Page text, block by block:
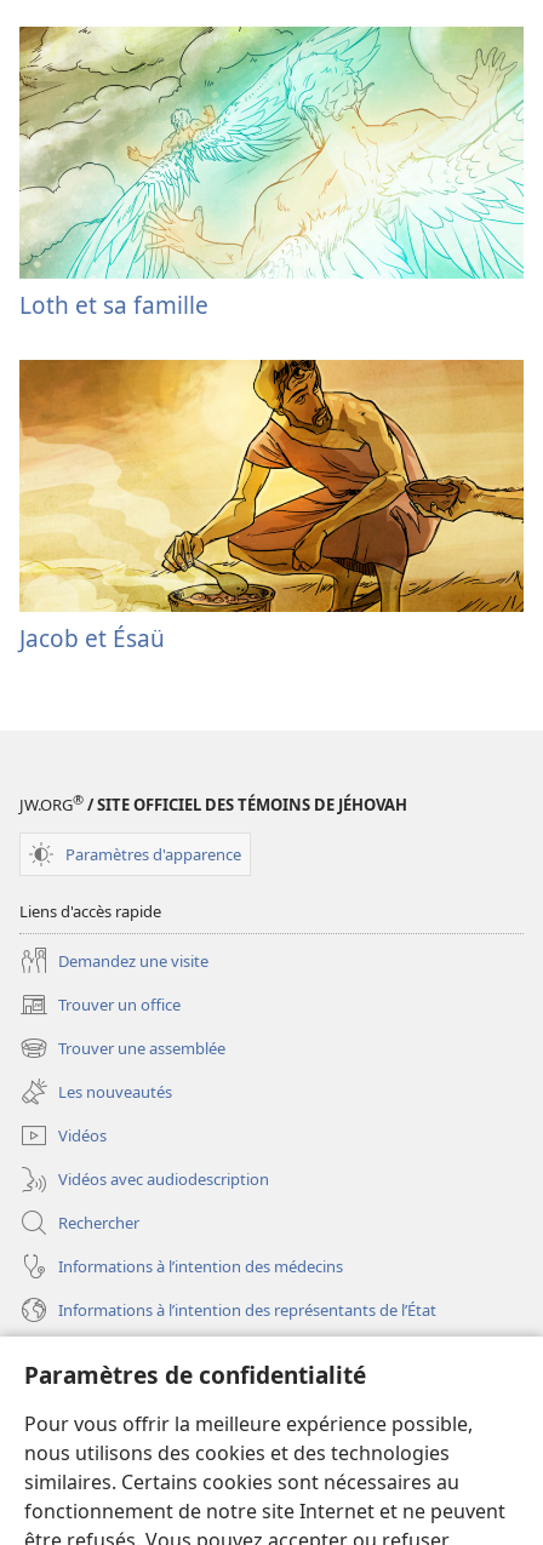
Paramètres de confidentialité
Pour vous offrir la meilleure expérience possible,
nous utilisons des cookies et des technologies
similaires. Certains cookies sont nécessaires au
fonctionnement de notre site Internet et ne peuvent
Loth et sa famille
Jacob et Ésaü
JW.ORG® / SITE OFFICIEL DES TÉMOINS DE JÉHOVAH
Paramètres d'apparence
Liens d'accès rapide
Demandez une visite
Trouver un office
(ouvre
une
nouvelle
fenêtre)
Trouver une assemblée
(ouvre
une
nouvelle
fenêtre)
Les nouveautés
Vidéos
Vidéos avec audiodescription
Rechercher
Informations à l’intention des médecins
Informations à l’intention des représentants de l’État
(ouvre
une
nouvelle
fenêtre)
Bibliothèque en ligne
(ouvre
une
nouvelleJW Hub®